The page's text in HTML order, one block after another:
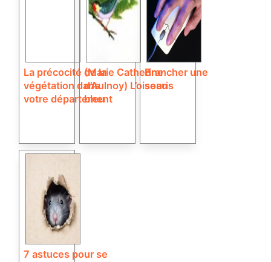
La précocité de la
végétation dans
votre département
(Marie Catherine
d’Aulnoy) L’oiseau
bleu
Brancher une
souris
7 astuces pour se